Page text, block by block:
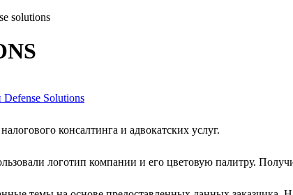
solutions
консалтинга и адвокатских услуг.
логотип компании и его цветовую палитру.